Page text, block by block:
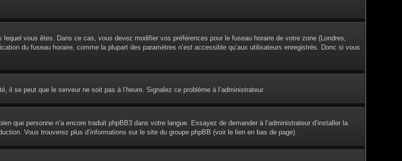
lequel vous êtes. Dans ce cas, vous devez modifier vos préférences pour le fuseau horaire de votre zone (Londres,
du fuseau horaire, comme la plupart des paramètres n’est accessible qu’aux utilisateurs enregistrés. Donc si vous
il se peut que le serveur ne soit pas à l’heure. Signalez ce problème à l’administrateur.
que personne n’a encore traduit phpBB3 dans votre langue. Essayez de demander à l’administrateur d’installer la
Vous trouverez plus d’informations sur le site du groupe phpBB (voir le lien en bas de page).